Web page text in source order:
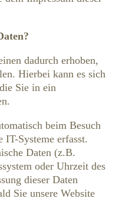
dadurch erhoben,
Hierbei kann es sich
Sie in ein
beim Besuch
IT-Systeme erfasst.
Daten (z.B.
oder Uhrzeit des
dieser Daten
Sie unsere Website